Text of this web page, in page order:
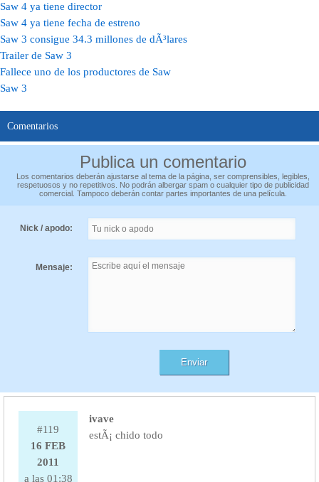
Saw 4 ya tiene director
Saw 4 ya tiene fecha de estreno
Saw 3 consigue 34.3 millones de dÃ³lares
Trailer de Saw 3
Fallece uno de los productores de Saw
Saw 3
Comentarios
Publica un comentario
Los comentarios deberán ajustarse al tema de la página, ser comprensibles, legibles,
respetuosos y no repetitivos. No podrán albergar spam o cualquier tipo de publicidad
comercial. Tampoco deberán contar partes importantes de una película.
Nick / apodo:
Mensaje:
#119
16 FEB
2011
a las 01:38
ivave
estÃ¡ chido todo